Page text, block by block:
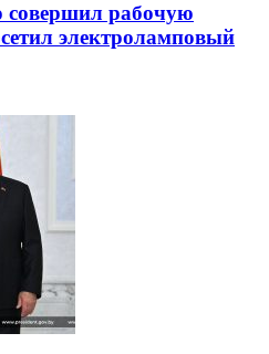
рабочую
электроламповый